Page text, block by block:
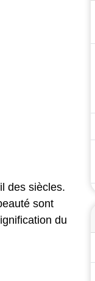
des siècles.
sont
du